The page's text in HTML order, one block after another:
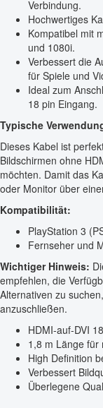
Verbindung.
Hochwertiges
Kompatibel mit
und 1080i.
Verbessert die
für Spiele und
Ideal zum
18 pin Eingang.
Typische
Dieses Kabel ist
Bildschirmen ohne
möchten. Damit das
oder Monitor über
Kompatibilität:
PlayStation 3
Fernseher und
Wichtiger Hinweis:
empfehlen, die
Alternativen zu
anzuschließen.
HDMI-auf-DVI
1,8 m Länge für
High Definition
Verbessert
Überlegene